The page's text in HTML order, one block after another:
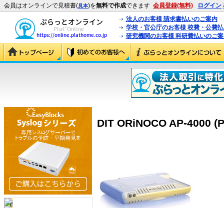
会員はオンラインで見積書(見本)を無料で作成できます 会員登録(無料) ログイン
法人のお客様 請求書払いのご案内
学校・官公庁のお客様 校費・公費
研究機関のお客様 科研費払いのご
DIT ORiNOCO AP-4000